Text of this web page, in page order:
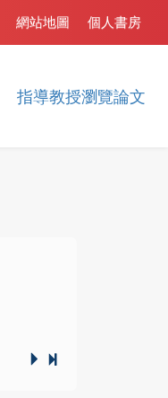
指導教授瀏覽論文
個人書房
網站地圖